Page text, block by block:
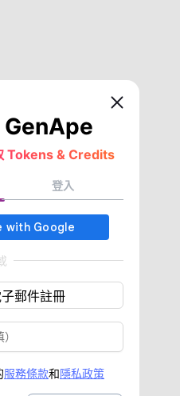
GenApe
Tokens & Credits
登入
郵件註冊
服務條款和隱私政策